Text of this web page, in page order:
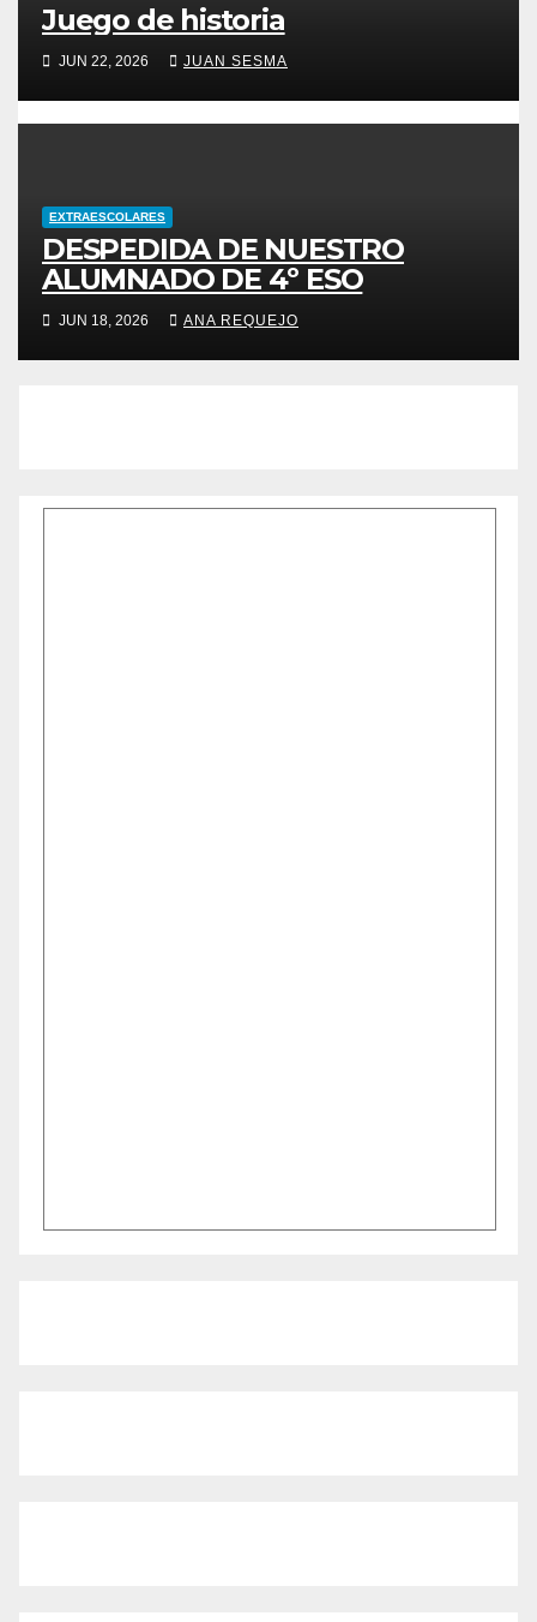
Juego de historia
JUN 22, 2026 JUAN SESMA
EXTRAESCOLARES
DESPEDIDA DE NUESTRO
ALUMNADO DE 4º ESO
JUN 18, 2026 ANA REQUEJO